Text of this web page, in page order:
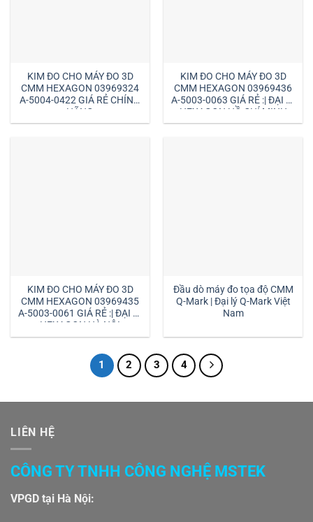
KIM ĐO CHO MÁY ĐO 3D
CMM HEXAGON 03969324
A-5004-0422 GIÁ RẺ CHÍNH
HÃNG
KIM ĐO CHO MÁY ĐO 3D
CMM HEXAGON 03969436
A-5003-0063 GIÁ RẺ :| ĐẠI LÝ
HEXAGON HỒ CHÍ MINH
KIM ĐO CHO MÁY ĐO 3D
CMM HEXAGON 03969435
A-5003-0061 GIÁ RẺ :| ĐẠI LÝ
HEXAGON HÀ NỘI
Đầu dò máy đo tọa độ CMM
Q-Mark | Đại lý Q-Mark Việt
Nam
1 2 3 4
LIÊN HỆ
CÔNG TY TNHH CÔNG NGHỆ MSTEK
VPGD tại Hà Nội: